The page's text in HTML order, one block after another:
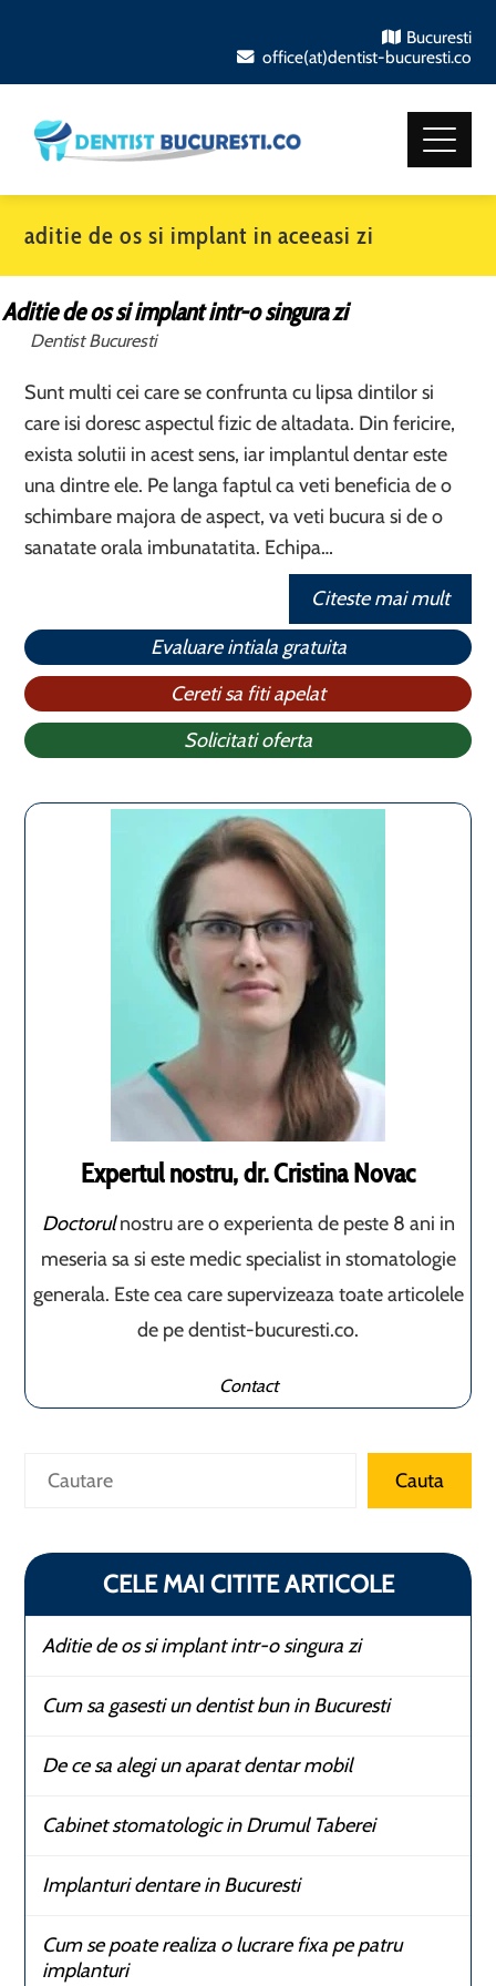
Bucuresti
office(at)dentist-bucuresti.co
aditie de os si implant in aceeasi zi
Aditie de os si implant intr-o singura zi
Dentist Bucuresti
Sunt multi cei care se confrunta cu lipsa dintilor si
care isi doresc aspectul fizic de altadata. Din fericire,
exista solutii in acest sens, iar implantul dentar este
una dintre ele. Pe langa faptul ca veti beneficia de o
schimbare majora de aspect, va veti bucura si de o
sanatate orala imbunatatita. Echipa…
Citeste mai mult
Evaluare intiala gratuita
Cereti sa fiti apelat
Solicitati oferta
Expertul nostru, dr. Cristina Novac
Doctorulnostru are o experienta de peste 8 ani in
meseria sa si este medic specialist in stomatologie
generala. Este cea care supervizeaza toate articolele
de pe dentist-bucuresti.co.
Contact
Caută Cauta
CELE MAI CITITE ARTICOLE
Aditie de os si implant intr-o singura zi
Cum sa gasesti un dentist bun in Bucuresti
De ce sa alegi un aparat dentar mobil
Cabinet stomatologic in Drumul Taberei
Implanturi dentare in Bucuresti
Cum se poate realiza o lucrare fixa pe patru
implanturi